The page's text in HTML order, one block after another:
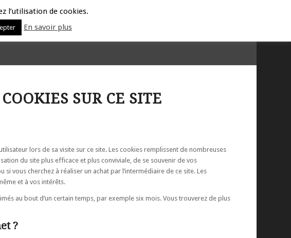
EXPERTISES
SUR CE SITE
lors de sa visite sur ce site. Les cookies remplissent de nombreuses
du site plus efficace et plus conviviale, de se souvenir de vos
vous cherchez à réaliser un achat par l’intermédiaire de ce site. Les
et à vos intérêts.
au bout d’un certain temps, par exemple six mois. Vous trouverez de plus
?
l’utilisation de cookies.
En savoir plus